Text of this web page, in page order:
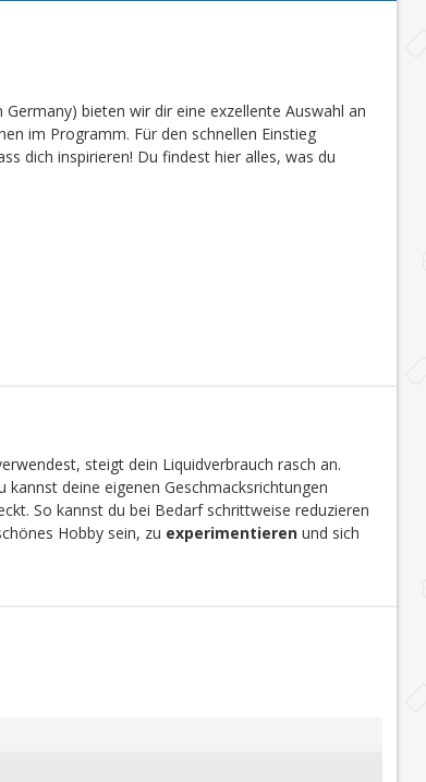
bieten wir dir eine exzellente Auswahl an
im Programm. Für den schnellen Einstieg
dich inspirieren! Du findest hier alles, was du
steigt dein Liquidverbrauch rasch an.
deine eigenen Geschmacksrichtungen
So kannst du bei Bedarf schrittweise reduzieren
Hobby sein, zu experimentierenund sich